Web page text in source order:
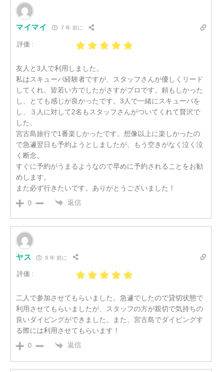
マイマイ 7 年 前に
評価 :
友人と3人で利用しました。
私はスキューバ経験者ですが、スタッフさんが優しくリード
してくれ、皆若い方でしたがさすがプロです。頼もしかった
し、とても感じが良かったです。3人で一緒にスキューバを
し、３人に対して2名もスタッフさんがついてくれて贅沢で
した。
宮古島旅行で1番楽しかったです。想像以上に楽しかったの
で急遽翌日も予約ようとしましたが、もう空きがなく泣く泣
く断念。
すぐに予約がうまるようなので早めに予約されることをお勧
めします。
また必ず行きたいです。ありがとうございました！
0
返信
ヤス 8 年 前に
評価 :
二人で参加させてもらいました。急遽でしたので貸切状態で
利用させてもらいましたが、スタッフの方が親切で気持ちの
良いダイビングができました。また、宮古島でダイビングす
る際には利用させてもらいます！
0
返信